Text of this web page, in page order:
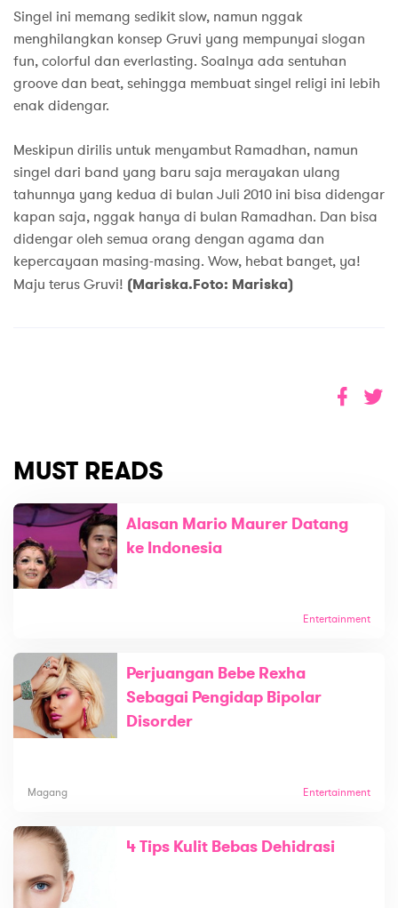
Singel ini memang sedikit slow, namun nggak
menghilangkan konsep Gruvi yang mempunyai slogan
fun, colorful dan everlasting. Soalnya ada sentuhan
groove dan beat, sehingga membuat singel religi ini lebih
enak didengar.
Meskipun dirilis untuk menyambut Ramadhan, namun
singel dari band yang baru saja merayakan ulang
tahunnya yang kedua di bulan Juli 2010 ini bisa didengar
kapan saja, nggak hanya di bulan Ramadhan. Dan bisa
didengar oleh semua orang dengan agama dan
kepercayaan masing-masing. Wow, hebat banget, ya!
Maju terus Gruvi! (Mariska.Foto: Mariska)
MUST READS
Alasan Mario Maurer Datang
ke Indonesia
Entertainment
Perjuangan Bebe Rexha
Sebagai Pengidap Bipolar
Disorder
Magang Entertainment
4 Tips Kulit Bebas Dehidrasi